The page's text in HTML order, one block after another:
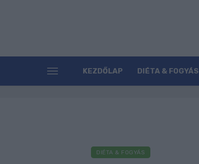
KEZDŐLAP DIÉTA & FOGYÁS
DIÉTA & FOGYÁS